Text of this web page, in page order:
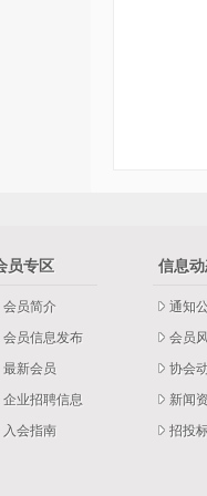
员专区
会员简介
会员信息发布
最新会员
企业招聘信息
入会指南
信息
通知
会员
协会
新闻
招投